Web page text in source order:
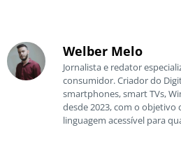
Welber Melo
Jornalista e redator
consumidor. Criador do
smartphones, smart TVs,
desde 2023, com o
linguagem acessível para